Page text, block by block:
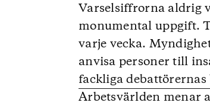
Varselsiffrorna aldrig
monumental uppgift.
varje vecka.
anvisa personer till
fackliga
Arbetsvärlden menar